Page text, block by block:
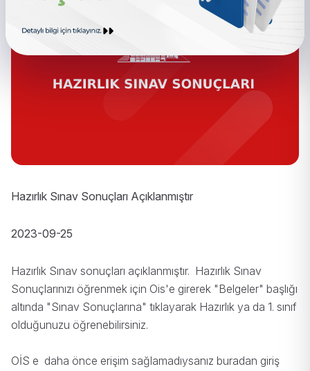
Hazırlık Sınav Sonuçları Açıklanmıştır
2023-09-25
Hazırlık Sınav sonuçları açıklanmıştır. Hazırlık Sınav
Sonuçlarınızı öğrenmek için Ois'e girerek "Belgeler" başlığı
altında "Sınav Sonuçlarına" tıklayarak Hazırlık ya da 1. sınıf
olduğunuzu öğrenebilirsiniz.
OİS e daha önce erişim sağlamadıysanız buradan giriş